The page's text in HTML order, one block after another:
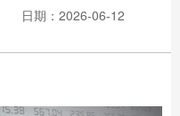
日期：2026-06-12